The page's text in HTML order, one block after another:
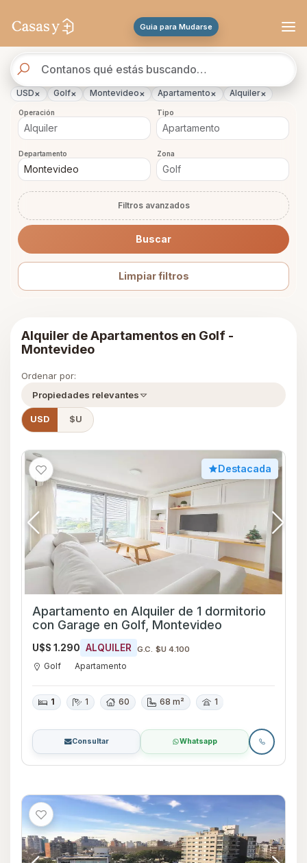
Guia para Mudarse
de
propiedades
USD× Golf× Montevideo× Apartamento× Alquiler×
Operación Tipo
Departamento Zona
Filtros avanzados
Buscar
Limpiar filtros
Alquiler de Apartamentos en Golf -
Montevideo
Ordenar por:
Propiedades relevantes
USD $U
Destacada
Apartamento en Alquiler de 1 dormitorio
con Garage en Golf, Montevideo
U$S 1.290 ALQUILER G.C. $U 4.100
Golf Apartamento
1 1 60 68 m² 1
Consultar Whatsapp